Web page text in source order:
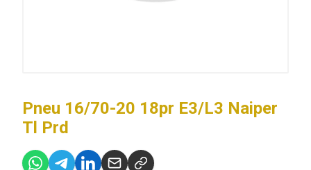
Pneu 16/70-20 18pr E3/L3 Naiper
Tl Prd